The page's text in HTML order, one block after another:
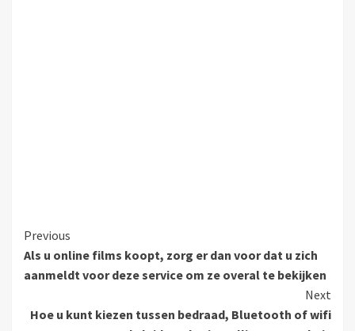
Continue
Reading
Previous
Als u online films koopt, zorg er dan voor dat u zich
aanmeldt voor deze service om ze overal te bekijken
Next
Hoe u kunt kiezen tussen bedraad, Bluetooth of wifi